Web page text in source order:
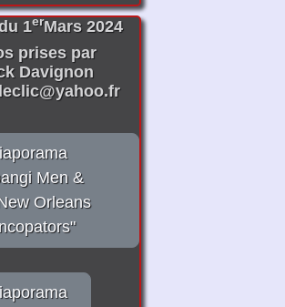
1erMars 2024
prises par
Davignon
Men &
Orleans